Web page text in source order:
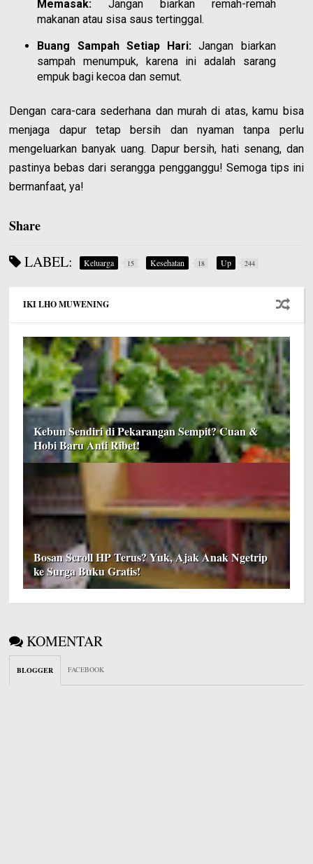
Memasak: Jangan biarkan remah-remah
makanan atau sisa saus tertinggal.
Buang Sampah Setiap Hari: Jangan biarkan
sampah menumpuk, karena ini adalah sarang
empuk bagi kecoa dan semut.
Dengan cara-cara sederhana dan murah di atas, kamu bisa
menjaga dapur tetap bersih dan nyaman tanpa perlu
mengeluarkan banyak uang. Dapur bersih, hati senang, dan
pastinya bebas dari serangga pengganggu! Semoga tips ini
bermanfaat, ya!
Share
LABEL: Keluarga 15 Kesehatan 18 Up 244
IKI LHO MUWENING
Kebun Sendiri di Pekarangan Sempit? Cuan &
Hobi Baru Anti Ribet!
Bosan Scroll HP Terus? Yuk, Ajak Anak Ngetrip
ke Surga Buku Gratis!
KOMENTAR
BLOGGER FACEBOOK